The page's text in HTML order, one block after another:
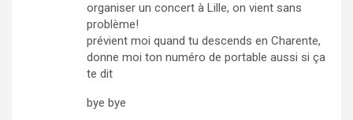
organiser un concert à Lille, on vient sans
problème!
prévient moi quand tu descends en Charente,
donne moi ton numéro de portable aussi si ça
te dit
bye bye